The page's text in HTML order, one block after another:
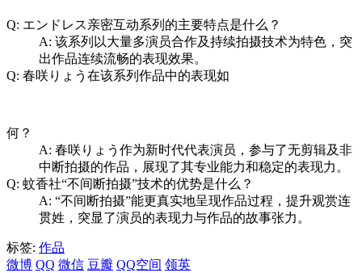
Q: エンドレス亲密互动系列的主要特点是什么？
A: 该系列以大量多演员合作及持续拍摄技术为特色，突
出作品连续流畅的表现效果。
Q: 春咲りょう在该系列作品中的表现如
何？
A: 春咲りょう作为新时代代表演员，参与了无剪辑及非
中断拍摄的作品，展现了其专业能力和稳定的表现力。
Q: 蚊香社“不间断拍摄”技术的优势是什么？
A: “不间断拍摄”能更真实地呈现作品过程，提升观赏连
贯姓，突显了演员的表现力与作品的故事张力。
标签: 作品
微博 QQ 微信 豆瓣 QQ空间 领英